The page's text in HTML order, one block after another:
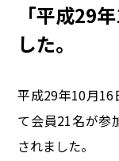
「平成29
した。
平成29年10月16
て会員21名が参
されました。